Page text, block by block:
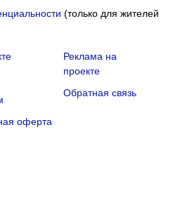
(только для жителей
оферта
Реклама на
проекте
Обратная связь